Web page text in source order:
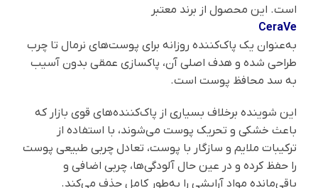
است. این محصول از برند معتبر
CeraVe
به‌عنوان یک پاک‌کننده روزانه برای پوست‌های نرمال تا چرب
طراحی شده و هدف اصلی آن، پاکسازی عمقی بدون آسیب
به سد محافظ پوست است.
این شوینده برخلاف بسیاری از پاک‌کننده‌های قوی بازار که
باعث خشکی و تحریک پوست می‌شوند، با استفاده از
ترکیبات ملایم و سازگار با پوست، تعادل چربی طبیعی پوست
را حفظ کرده و در عین حال آلودگی‌ها، چربی اضافی و
باقی‌مانده مواد آرایشی را به‌طور کامل حذف می‌کند.